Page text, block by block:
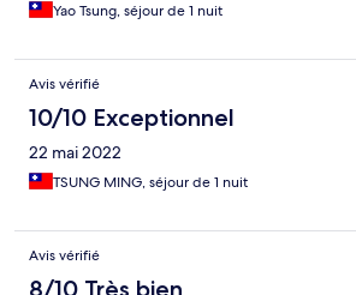
Yao Tsung, séjour de 1 nuit
Avis vérifié
10/10 Exceptionnel
22 mai 2022
TSUNG MING, séjour de 1 nuit
Avis vérifié